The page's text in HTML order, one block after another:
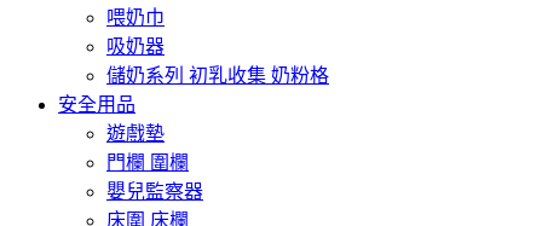
喂奶巾
吸奶器
儲奶系列 初乳收集 奶粉格
安全用品
遊戲墊
門欄 圍欄
嬰兒監察器
床圍 床欄